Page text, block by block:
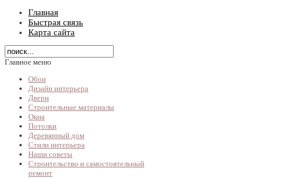
Главная
Быстрая связь
Карта сайта
Главное меню
Обои
Дизайн интерьера
Двери
Строительные материалы
Окна
Потолки
Деревянный дом
Стили интерьера
Наши советы
Строительство и самостоятельный
ремонт